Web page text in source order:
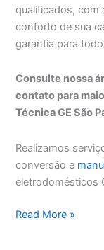
qualificados, com
conforto de sua
garantia para
Consulte nossa
contato para
Técnica GE São
Realizamos
conversão e
eletrodomésticos
Assistência
Read More »